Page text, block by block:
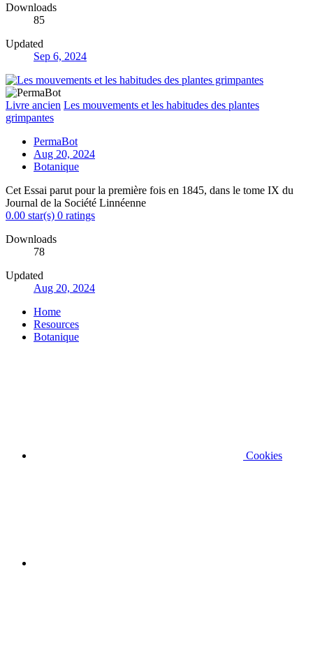
Downloads
85
Updated
Sep 6, 2024
Livre ancien Les mouvements et les habitudes des plantes
grimpantes
PermaBot
Aug 20, 2024
Botanique
Cet Essai parut pour la première fois en 1845, dans le tome IX du
Journal de la Société Linnéenne
0.00 star(s) 0 ratings
Downloads
78
Updated
Aug 20, 2024
Home
Resources
Botanique
Cookies